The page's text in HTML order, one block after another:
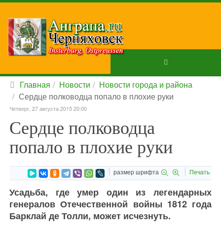
Главная Новости
Новости города и района
Сердце полководца попало в плохие руки
Четверг, 27 августа 2015 20:00
Сердце полководца
попало в плохие руки
размер шрифта Печать
Усадьба, где умер один из легендарных
генералов Отечественной войны 1812 года
Барклай де Толли, может исчезнуть.